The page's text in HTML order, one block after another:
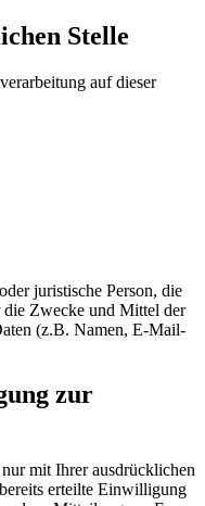
Stelle
auf dieser
juristische Person, die
die Zwecke und Mittel der
(z.B. Namen, E-Mail-
zur
mit Ihrer ausdrücklichen
erteilte Einwilligung